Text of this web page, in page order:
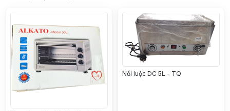
Nồi luộc DC 5L - TQ